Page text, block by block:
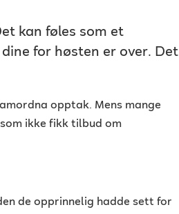
kan føles som et
for høsten er over. Det
opptak. Mens mange
ikke fikk tilbud om
de opprinnelig hadde sett for